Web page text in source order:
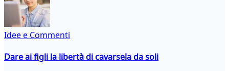
Idee e Commenti
Dare ai figli la libertà di cavarsela da soli